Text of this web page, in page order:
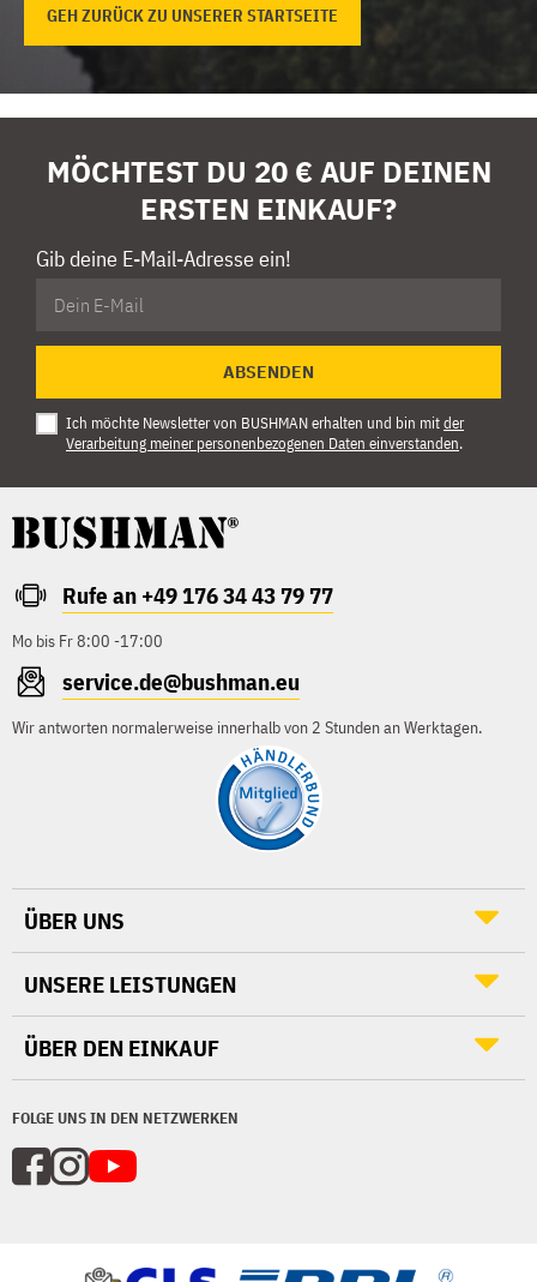
GEH ZURÜCK ZU UNSERER STARTSEITE
MÖCHTEST DU 20 € AUF DEINEN
ERSTEN EINKAUF?
Gib deine E-Mail-Adresse ein!
ABSENDEN
Ich möchte Newsletter von BUSHMAN erhalten und bin mitder
Verarbeitung meiner personenbezogenen Daten einverstanden.
Rufe an +49 176 34 43 79 77
Mo bis Fr 8:00 -17:00
service.de@bushman.eu
Wir antworten normalerweise innerhalb von 2 Stunden an Werktagen.
FOLGE UNS IN DEN NETZWERKEN
ÜBER UNS
UNSERE LEISTUNGEN
ÜBER DEN EINKAUF